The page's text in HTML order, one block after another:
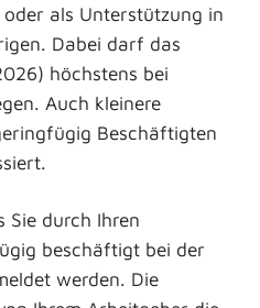
als Unterstützung in
Dabei darf das
höchstens bei
Auch kleinere
Beschäftigten
Sie durch Ihren
beschäftigt bei der
werden. Die